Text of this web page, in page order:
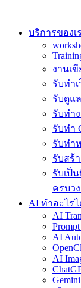
contentบริการของเ
งานเ
รับทำ
รับดูแ
รับทำง
รับทำ
รับทำ
รับสร้า
รับเป็
ครบว
AI ทำอะไรไ
AI
AI
AI
Gemini